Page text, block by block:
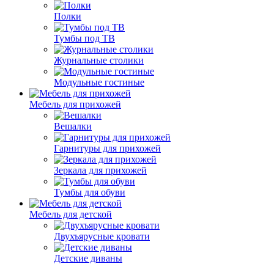
Полки
Тумбы под ТВ
Журнальные столики
Модульные гостиные
Мебель для прихожей
Вешалки
Гарнитуры для прихожей
Зеркала для прихожей
Тумбы для обуви
Мебель для детской
Двухъярусные кровати
Детские диваны